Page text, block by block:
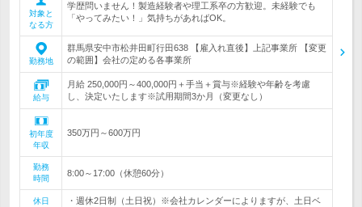
対象と
なる方
学歴問いません！製造経験者や理工系卒の方歓迎。未経験でも
「やってみたい！」気持ちがあればOK。
勤務地
群馬県安中市松井田町行田638 【雇入れ直後】上記事業所 【変更
の範囲】会社の定める各事業所
給与
月給 250,000円～400,000円＋手当＋賞与※経験や年齢を考慮
し、決定いたします※試用期間3か月（変更なし）
初年度
年収
350万円～600万円
勤務
時間
8:00～17:00（休憩60分）
休日
・週休2日制（土日祝）※会社カレンダーによりますが、土日ベ